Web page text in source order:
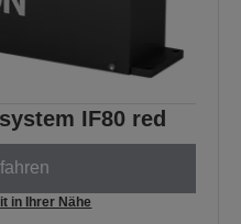
IF80 red
in Ihrer Nähe